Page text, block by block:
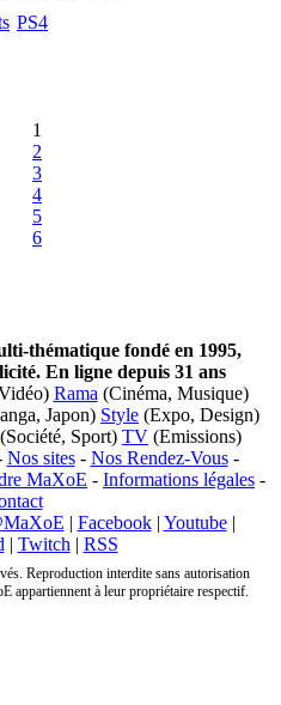
PS4
1
2
3
4
5
6
thématique fondé en 1995,
En ligne depuis 31 ans
Rama (Cinéma, Musique)
Japon) Style (Expo, Design)
(Société, Sport) TV (Emissions)
Nos sites- Nos Rendez-Vous-
MaXoE - Informations légales -
| Facebook| Youtube|
| Twitch | RSS
Reproduction interdite sans autorisation
appartiennent à leur propriétaire respectif.